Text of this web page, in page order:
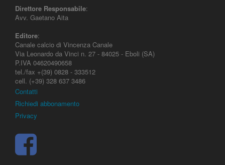
Direttore Responsabile:
Avv. Gaetano Aita
Editore:
Canale calcio di Vincenza Canale
Via Leonardo da Vinci n. 27 - 84025 - Eboli (SA)
P.IVA 04620490658
tel./fax +(39) 0828 - 333512
cell. (+39) 328 637 3486
Contatti
Richiedi abbonamento
Privacy